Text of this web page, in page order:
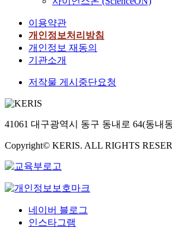
이용약관
개인정보처리방침
개인정보 재동의
기관소개
저작물 게시중단요청
41061 대구광역시 동구 동내로 64(동내
Copyright© KERIS. ALL RIGHTS
네이버 블로그
인스타그램